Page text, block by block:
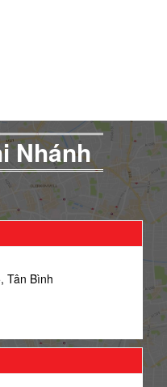
Nhánh
Tân Bình